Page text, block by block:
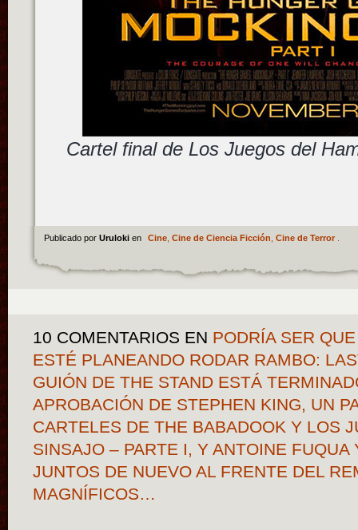
Cartel final de Los Juegos del
Publicado por Uruloki en Cine, Cine de Ciencia Ficción Cine de Terror.
10 COMENTARIOS EN PODRÍA SER
ESTÉ PLANEANDO RODAR RAMBO:
GUIÓN DE THE STAND ESTÁ
APROBACIÓN DE STEPHEN KING, UN
CARTELES DE THE BABADOOK Y LOS
SINSAJO – PARTE I, Y ANTOINE FUQUA
JUNTOS DE NUEVO AL FRENTE DEL
MAGNÍFICOS…